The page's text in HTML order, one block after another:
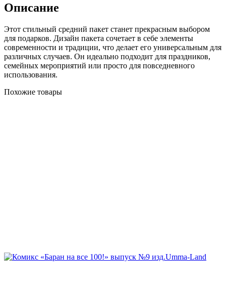
Описание
Этот стильный средний пакет станет прекрасным выбором
для подарков. Дизайн пакета сочетает в себе элементы
современности и традиции, что делает его универсальным для
различных случаев. Он идеально подходит для праздников,
семейных мероприятий или просто для повседневного
использования.
Похожие товары